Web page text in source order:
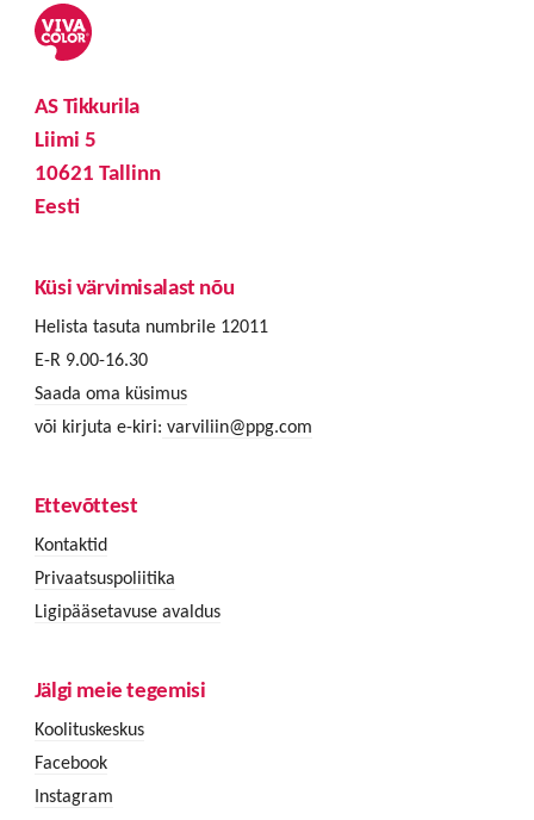
AS Tikkurila
Liimi 5
10621 Tallinn
Eesti
Küsi värvimisalast nõu
Helista tasuta numbrile 12011
E-R 9.00-16.30
Saada oma küsimus
või kirjuta e-kiri: varviliin@ppg.com
Ettevõttest
Kontaktid
Privaatsuspoliitika
Ligipääsetavuse avaldus
Jälgi meie tegemisi
Koolituskeskus
Facebook
Instagram